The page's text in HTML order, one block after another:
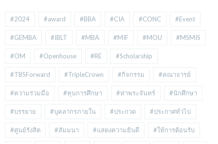
#2024 #award #BBA #CIA #CONC #Event
#GEMBA #IBLT #MBA #MIF #MOU #MSMIS
#OM #Openhouse #RE #Scholarship
#TBSForward #TripleCrown #กิจกรรม #คณาจารย์
#ความร่วมมือ #ทุนการศึกษา #ท่าพระจันทร์ #นักศึกษา
#บรรยาย #บุคลากรภายใน #ประกวด #ประกาศทั่วไป
#ศูนย์รังสิต #สัมมนา #แสดงความยินดี #ให้การต้อนรับ